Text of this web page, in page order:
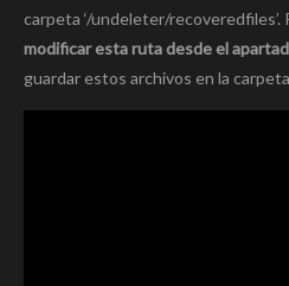
carpeta ‘/undeleter/recoveredfiles’.
modificar esta ruta desde el
guardar estos archivos en la